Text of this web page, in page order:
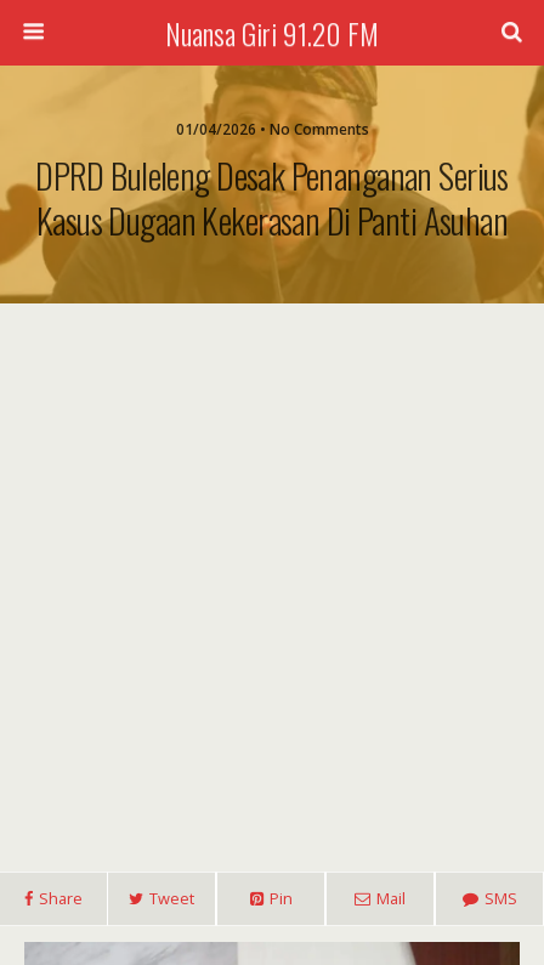
Nuansa Giri 91.20 FM
01/04/2026 • No Comments
DPRD Buleleng Desak Penanganan Serius
Kasus Dugaan Kekerasan Di Panti Asuhan
Share Tweet Pin Mail SMS